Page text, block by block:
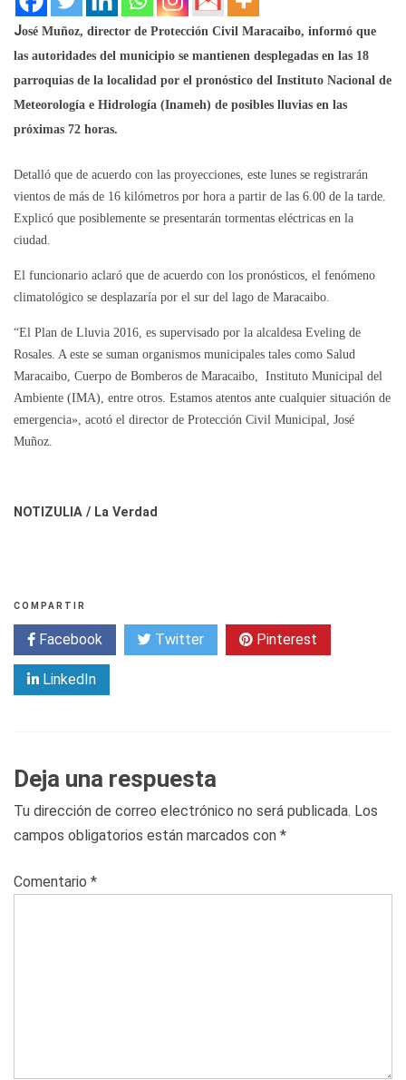
José Muñoz, director de Protección Civil Maracaibo, informó que
las autoridades del municipio se mantienen desplegadas en las 18
parroquias de la localidad por el pronóstico del Instituto Nacional de
Meteorología e Hidrología (Inameh) de posibles lluvias en las
próximas 72 horas.
Detalló que de acuerdo con las proyecciones, este lunes se registrarán
vientos de más de 16 kilómetros por hora a partir de las 6.00 de la tarde.
Explicó que posiblemente se presentarán tormentas eléctricas en la
ciudad.
El funcionario aclaró que de acuerdo con los pronósticos, el fenómeno
climatológico se desplazaría por el sur del lago de Maracaibo.
“El Plan de Lluvia 2016, es supervisado por la alcaldesa Eveling de
Rosales. A este se suman organismos municipales tales como Salud
Maracaibo, Cuerpo de Bomberos de Maracaibo, Instituto Municipal del
Ambiente (IMA), entre otros. Estamos atentos ante cualquier situación de
emergencia», acotó el director de Protección Civil Municipal, José
Muñoz.
NOTIZULIA / La Verdad
COMPARTIR
Facebook Twitter Pinterest
LinkedIn
Deja una respuesta
Tu dirección de correo electrónico no será publicada. Los
campos obligatorios están marcados con *
Comentario *